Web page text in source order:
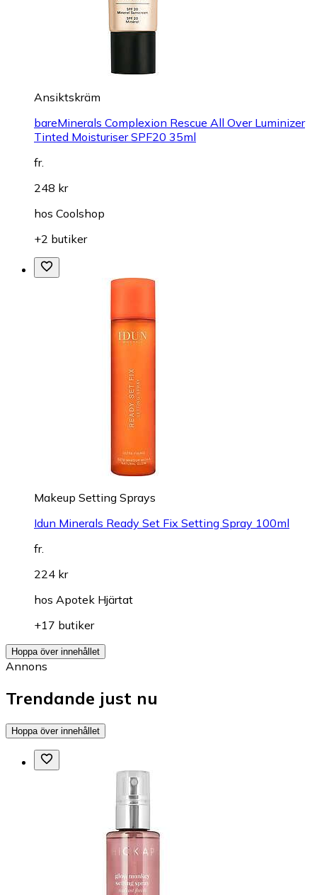
Ansiktskräm
bareMinerals Complexion Rescue All Over Luminizer
Tinted Moisturiser SPF20 35ml
fr.
248 kr
hos Coolshop
+2 butiker
Makeup Setting Sprays
Idun Minerals Ready Set Fix Setting Spray 100ml
fr.
224 kr
hos Apotek Hjärtat
+17 butiker
Hoppa över innehållet
Annons
Trendande just nu
Hoppa över innehållet